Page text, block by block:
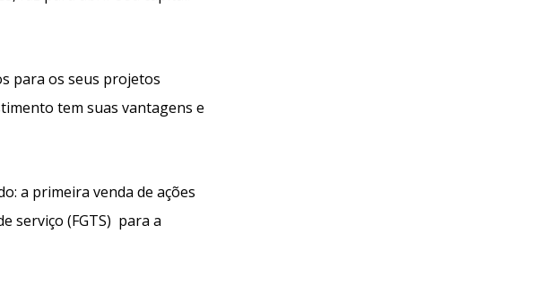
para os seus projetos
tem suas vantagens e
a primeira venda de ações
serviço (FGTS) para a